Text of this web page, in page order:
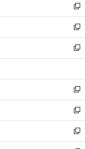
く
で
開
く
ド
ウ
で
開
く
ィ
ン
ド
ウ
で
開
い
ウ
ィ
ン
ド
ウ
開
く
新
し
い
ウ
ィ
ン
ウ
で
開
く
新
し
い
ウ
ン
ド
ウ
で
開
く
新
し
ウ
ィ
ン
ド
ウ
で
開
新
し
い
ウ
ィ
ン
新
し
い
ウ
新
し